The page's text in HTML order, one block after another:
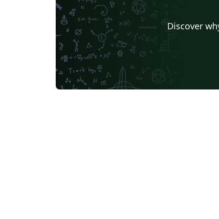
Discover